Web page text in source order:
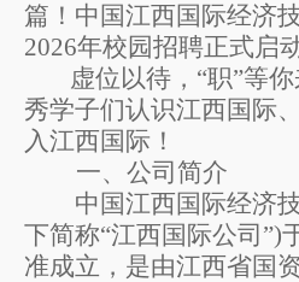
篇 ！中国江西国际经济
2026年校园招聘正式启
虚位以待， “职”等
秀学子们认识江西国际
入江西国际！
一、公司简介
中国江西国际经济
下简称“江西国际公司 ”)
准成立，是由江西省国